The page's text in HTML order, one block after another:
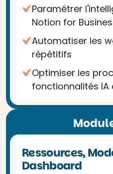
Paramétrer
Notion for
Automatiser les
répétitifs
Optimiser les
fonctionnalités IA
Ressources,
Dashboard